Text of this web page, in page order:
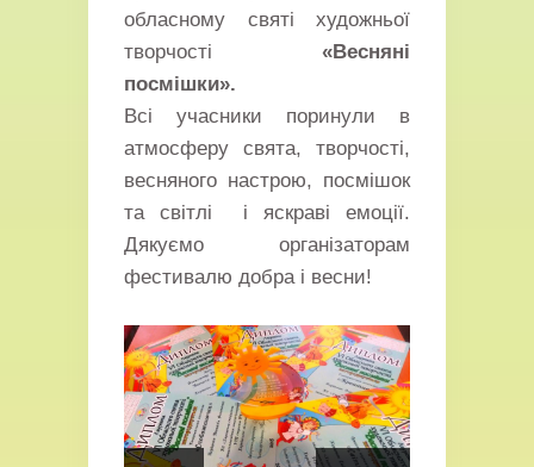
обласному святі художньої
творчості «Весняні
посмішки».
Всі учасники поринули в
атмосферу свята, творчості,
весняного настрою, посмішок
та світлі і яскраві емоції.
Дякуємо організаторам
фестивалю добра і весни!